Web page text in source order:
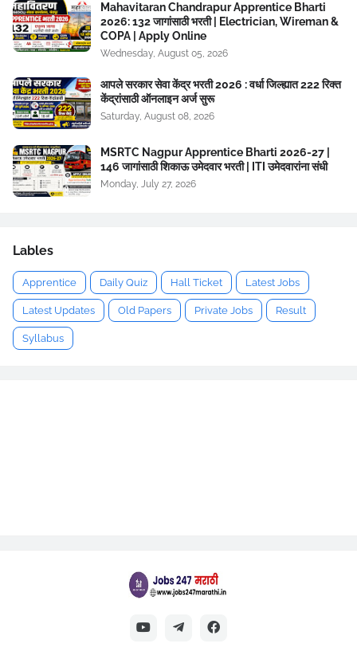
Mahavitaran Chandrapur Apprentice Bharti
2026: 132 जागांसाठी भरती | Electrician, Wireman &
COPA | Apply Online
Wednesday, August 05, 2026
आपले सरकार सेवा केंद्र भरती 2026 : वर्धा जिल्ह्यात 222 रिक्त
केंद्रांसाठी ऑनलाइन अर्ज सुरू
Saturday, August 08, 2026
MSRTC Nagpur Apprentice Bharti 2026-27 |
146 जागांसाठी शिकाऊ उमेदवार भरती | ITI उमेदवारांना संधी
Monday, July 27, 2026
Lables
Apprentice Daily Quiz Hall Ticket Latest Jobs
Latest Updates Old Papers Private Jobs Result
Syllabus